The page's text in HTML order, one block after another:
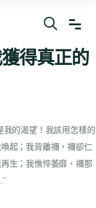
得真正的
我的渴望！我該用怎樣的
起；我背離禰，禰卻仁
生；我憔悴萎靡，禰那